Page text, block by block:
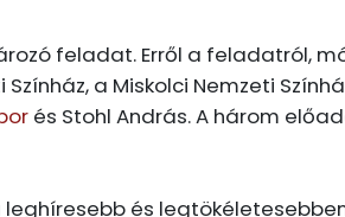
feladat. Erről a feladatról,
a Miskolci Nemzeti
és Stohl András. A három
leghíresebb és